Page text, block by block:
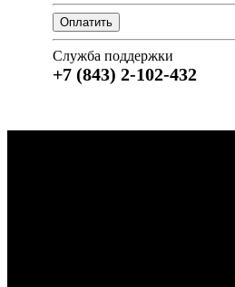
Служба поддержки
+7 (843) 2-102-432